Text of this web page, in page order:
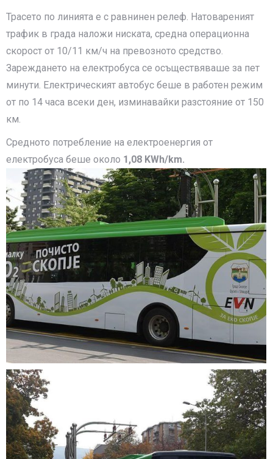
Трасето по линията е с равнинен релеф. Натовареният
трафик в града наложи ниската, средна операционна
скорост от 10/11 км/ч на превозното средство.
Зареждането на електробуса се осъществяваше за пет
минути. Електрическият автобус беше в работен режим
от по 14 часа всеки ден, изминавайки разстояние от 150
км.
Средното потребление на електроенергия от
електробуса беше около 1,08 KWh/km.